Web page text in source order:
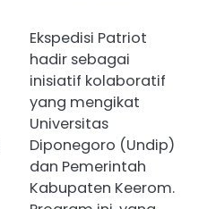
Ekspedisi Patriot
hadir sebagai
inisiatif kolaboratif
yang mengikat
Universitas
Diponegoro (Undip)
dan Pemerintah
Kabupaten Keerom.